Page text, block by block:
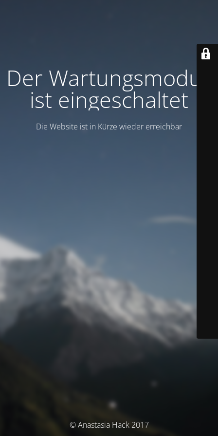
Der Wartungsmodus
ist eingeschaltet
Die Website ist in Kürze wieder erreichbar
© Anastasia Hack 2017